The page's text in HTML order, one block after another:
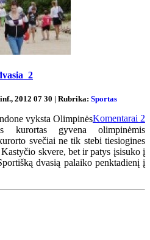
2
2012 07 30 | Rubrika: Sportas
Komentarai 2
vyksta Olimpinės
kurortas gyvena olimpinėmis
svečiai ne tik stebi tiesiogines
skvere, bet ir patys įsisuko į
dvasią palaiko penktadienį į